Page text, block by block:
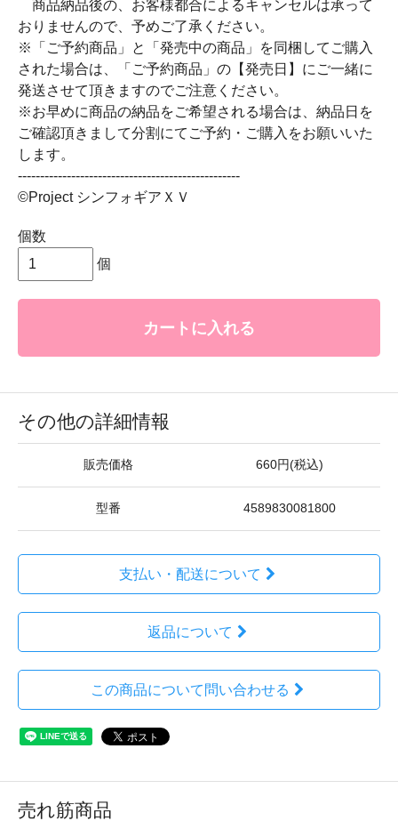
商品納品後の、お客様都合によるキャンセルは承って
おりませんので、予めご了承ください。
※「ご予約商品」と「発売中の商品」を同梱してご購入
された場合は、「ご予約商品」の【発売日】にご一緒に
発送させて頂きますのでご注意ください。
※お早めに商品の納品をご希望される場合は、納品日を
ご確認頂きまして分割にてご予約・ご購入をお願いいた
します。
--------------------------------------------------
©Project シンフォギアＸＶ
個数
個
カートに入れる
その他の詳細情報
販売価格 660円(税込)
型番 4589830081800
支払い・配送について
返品について
この商品について問い合わせる
売れ筋商品